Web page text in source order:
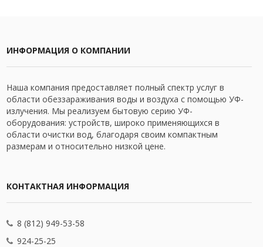
ИНФОРМАЦИЯ О КОМПАНИИ
Наша компания предоставляет полный спектр услуг в
области обеззараживания воды и воздуха с помощью УФ-
излучения. Мы реализуем бытовую серию УФ-
оборудования: устройств, широко применяющихся в
области очистки вод, благодаря своим компактным
размерам и относительно низкой цене.
КОНТАКТНАЯ ИНФОРМАЦИЯ
8 (812) 949-53-58
924-25-25